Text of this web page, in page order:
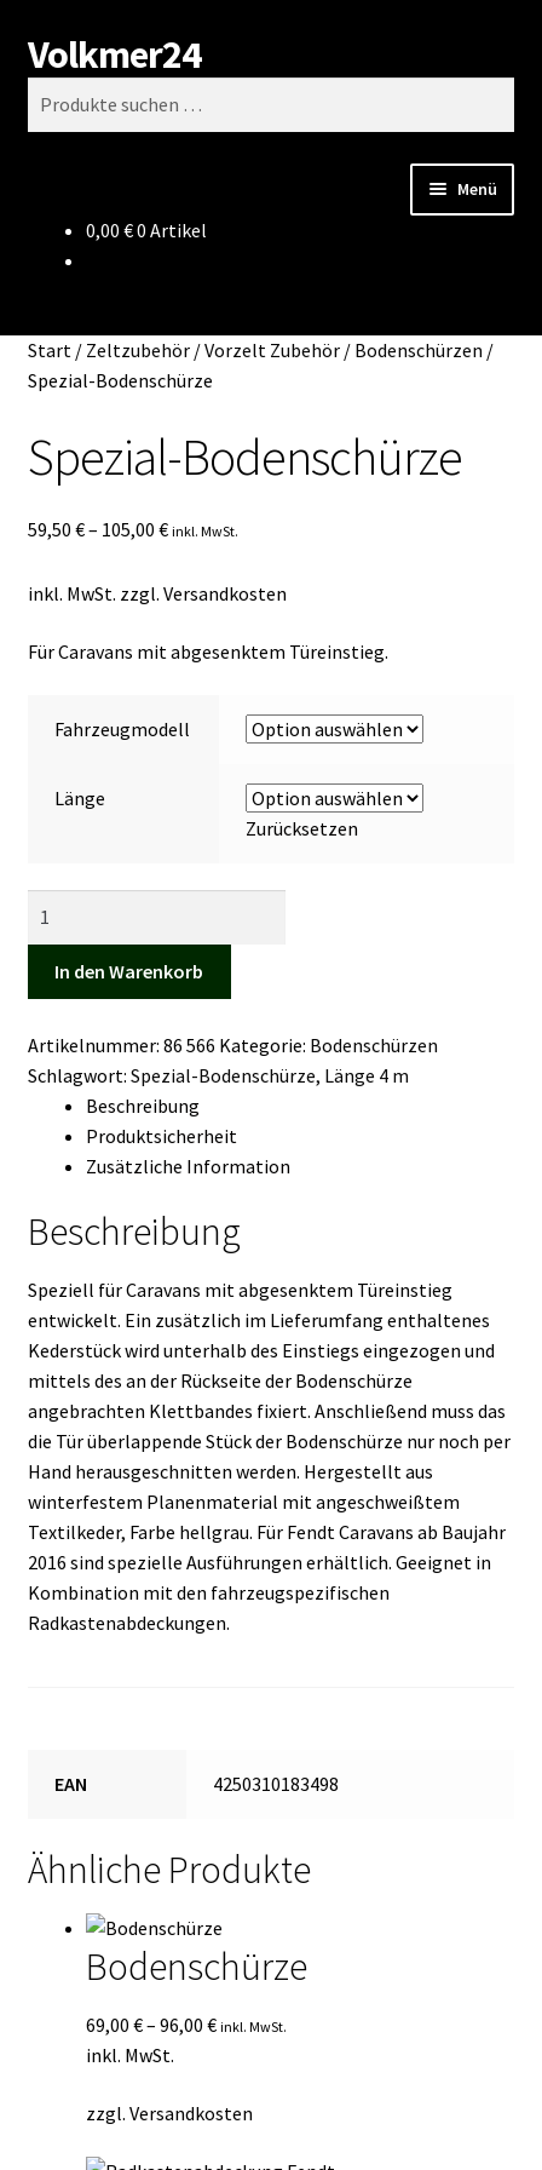
Zur
Navigation
springen
Zum
Inhalt
springen
Volkmer24
Suchen
Menü
Impressum
Datenschutz
0,00 €0 Artikel
Start/ Zeltzubehör/Vorzelt Zubehör/ Bodenschürzen /
Spezial-Bodenschürze
Spezial-Bodenschürze
59,50 €– 105,00 € inkl. MwSt.
inkl. MwSt. zzgl. Versandkosten
Für Caravans mit abgesenktem Türeinstieg.
Fahrzeugmodell
Länge
Zurücksetzen
Menge
In den Warenkorb
Artikelnummer: 86 566 Kategorie: Bodenschürzen
Schlagwort: Spezial-Bodenschürze, Länge 4 m
Beschreibung
Produktsicherheit
Zusätzliche Information
Beschreibung
Speziell für Caravans mit abgesenktem Türeinstieg
entwickelt. Ein zusätzlich im Lieferumfang enthaltenes
Kederstück wird unterhalb des Einstiegs eingezogen und
mittels des an der Rückseite der Bodenschürze
angebrachten Klettbandes fixiert. Anschließend muss das
die Tür überlappende Stück der Bodenschürze nur noch per
Hand herausgeschnitten werden. Hergestellt aus
winterfestem Planenmaterial mit angeschweißtem
Textilkeder, Farbe hellgrau. Für Fendt Caravans ab Baujahr
2016 sind spezielle Ausführungen erhältlich. Geeignet in
Kombination mit den fahrzeugspezifischen
Radkastenabdeckungen.
EAN 4250310183498
Ähnliche Produkte
Bodenschürze
69,00 €– 96,00 € inkl. MwSt.
inkl. MwSt.
zzgl. Versandkosten